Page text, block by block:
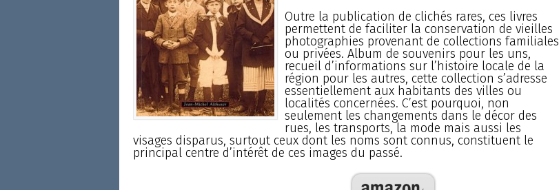
Outre la publication de clichés rares, ces livres
permettent de faciliter la conservation de vieilles
photographies provenant de collections familiales
ou privées. Album de souvenirs pour les uns,
recueil d’informations sur l’histoire locale de la
région pour les autres, cette collection s’adresse
essentiellement aux habitants des villes ou
localités concernées. C’est pourquoi, non
seulement les changements dans le décor des
rues, les transports, la mode mais aussi les
visages disparus, surtout ceux dont les noms sont connus, constituent le
principal centre d’intérêt de ces images du passé.